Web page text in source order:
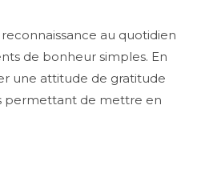
au quotidien
de bonheur simples. En
une attitude de gratitude
permettant de mettre en